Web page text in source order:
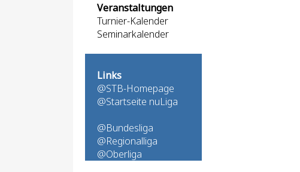
Veranstaltungen
Turnier-Kalender
Seminarkalender
Links
@STB-Homepage
@Startseite nuLiga
@Bundesliga
@Regionalliga
@Oberliga